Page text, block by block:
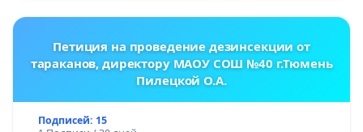
Петиция на проведение дезинсекции от
тараканов, директору МАОУ СОШ №40 г.Тюмень
Пилецкой О.А.
Подписей: 15